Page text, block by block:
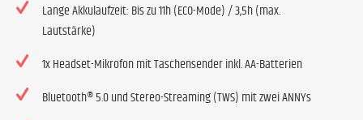
Lange Akkulaufzeit: Bis zu 11h (ECO-Mode) / 3,5h (max.
Lautstärke)
1x Headset-Mikrofon mit Taschensender inkl. AA-Batterien
Bluetooth® 5.0 und Stereo-Streaming (TWS) mit zwei ANNYs